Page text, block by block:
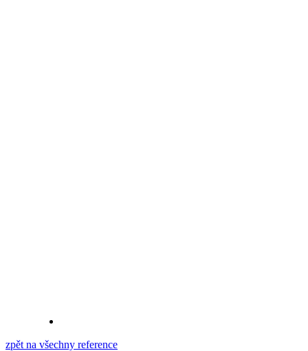
zpět na všechny reference